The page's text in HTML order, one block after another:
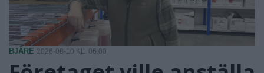
BJÄRE 2026-08-10 KL. 06:00